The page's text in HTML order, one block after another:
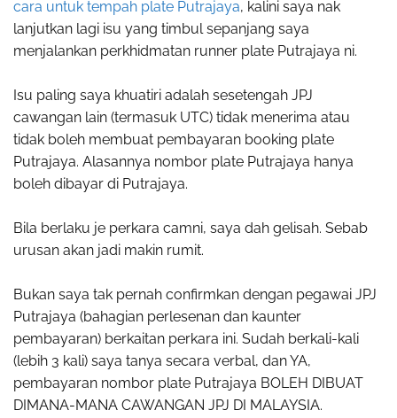
cara untuk tempah plate Putrajaya, kalini saya nak
lanjutkan lagi isu yang timbul sepanjang saya
menjalankan perkhidmatan runner plate Putrajaya ni.
Isu paling saya khuatiri adalah sesetengah JPJ
cawangan lain (termasuk UTC) tidak menerima atau
tidak boleh membuat pembayaran booking plate
Putrajaya. Alasannya nombor plate Putrajaya hanya
boleh dibayar di Putrajaya.
Bila berlaku je perkara camni, saya dah gelisah. Sebab
urusan akan jadi makin rumit.
Bukan saya tak pernah confirmkan dengan pegawai JPJ
Putrajaya (bahagian perlesenan dan kaunter
pembayaran) berkaitan perkara ini. Sudah berkali-kali
(lebih 3 kali) saya tanya secara verbal, dan YA,
pembayaran nombor plate Putrajaya BOLEH DIBUAT
DIMANA-MANA CAWANGAN JPJ DI MALAYSIA.